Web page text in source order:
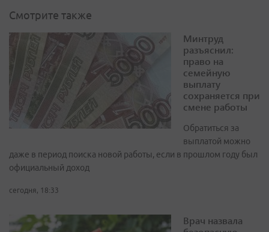
Смотрите также
Минтруд
разъяснил:
право на
семейную
выплату
сохраняется при
смене работы
Обратиться за
выплатой можно
даже в период поиска новой работы, если в прошлом году был
официальный доход
сегодня, 18:33
Врач назвала